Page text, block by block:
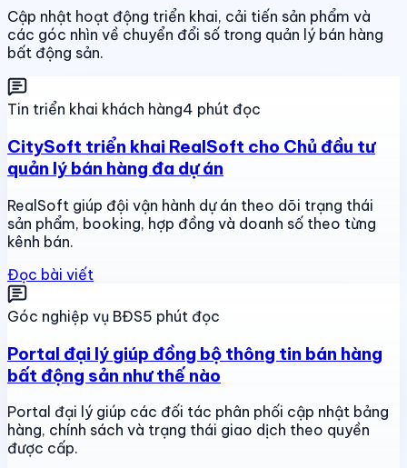
Cập nhật hoạt động triển khai, cải tiến sản phẩm và
các góc nhìn về chuyển đổi số trong quản lý bán hàng
bất động sản.
Tin triển khai khách hàng4 phút đọc
CitySoft triển khai RealSoft cho Chủ đầu tư
quản lý bán hàng đa dự án
RealSoft giúp đội vận hành dự án theo dõi trạng thái
sản phẩm, booking, hợp đồng và doanh số theo từng
kênh bán.
Đọc bài viết
Góc nghiệp vụ BĐS5 phút đọc
Portal đại lý giúp đồng bộ thông tin bán hàng
bất động sản như thế nào
Portal đại lý giúp các đối tác phân phối cập nhật bảng
hàng, chính sách và trạng thái giao dịch theo quyền
được cấp.